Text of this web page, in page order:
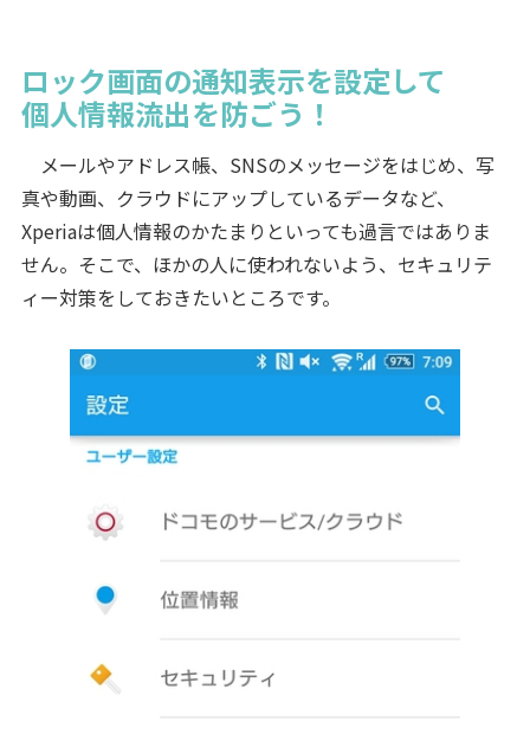
ロック画面の通知表示を設定して
個人情報流出を防ごう！
メールやアドレス帳、SNSのメッセージをはじめ、写
真や動画、クラウドにアップしているデータなど、
Xperiaは個人情報のかたまりといっても過言ではありま
せん。そこで、ほかの人に使われないよう、セキュリテ
ィー対策をしておきたいところです。